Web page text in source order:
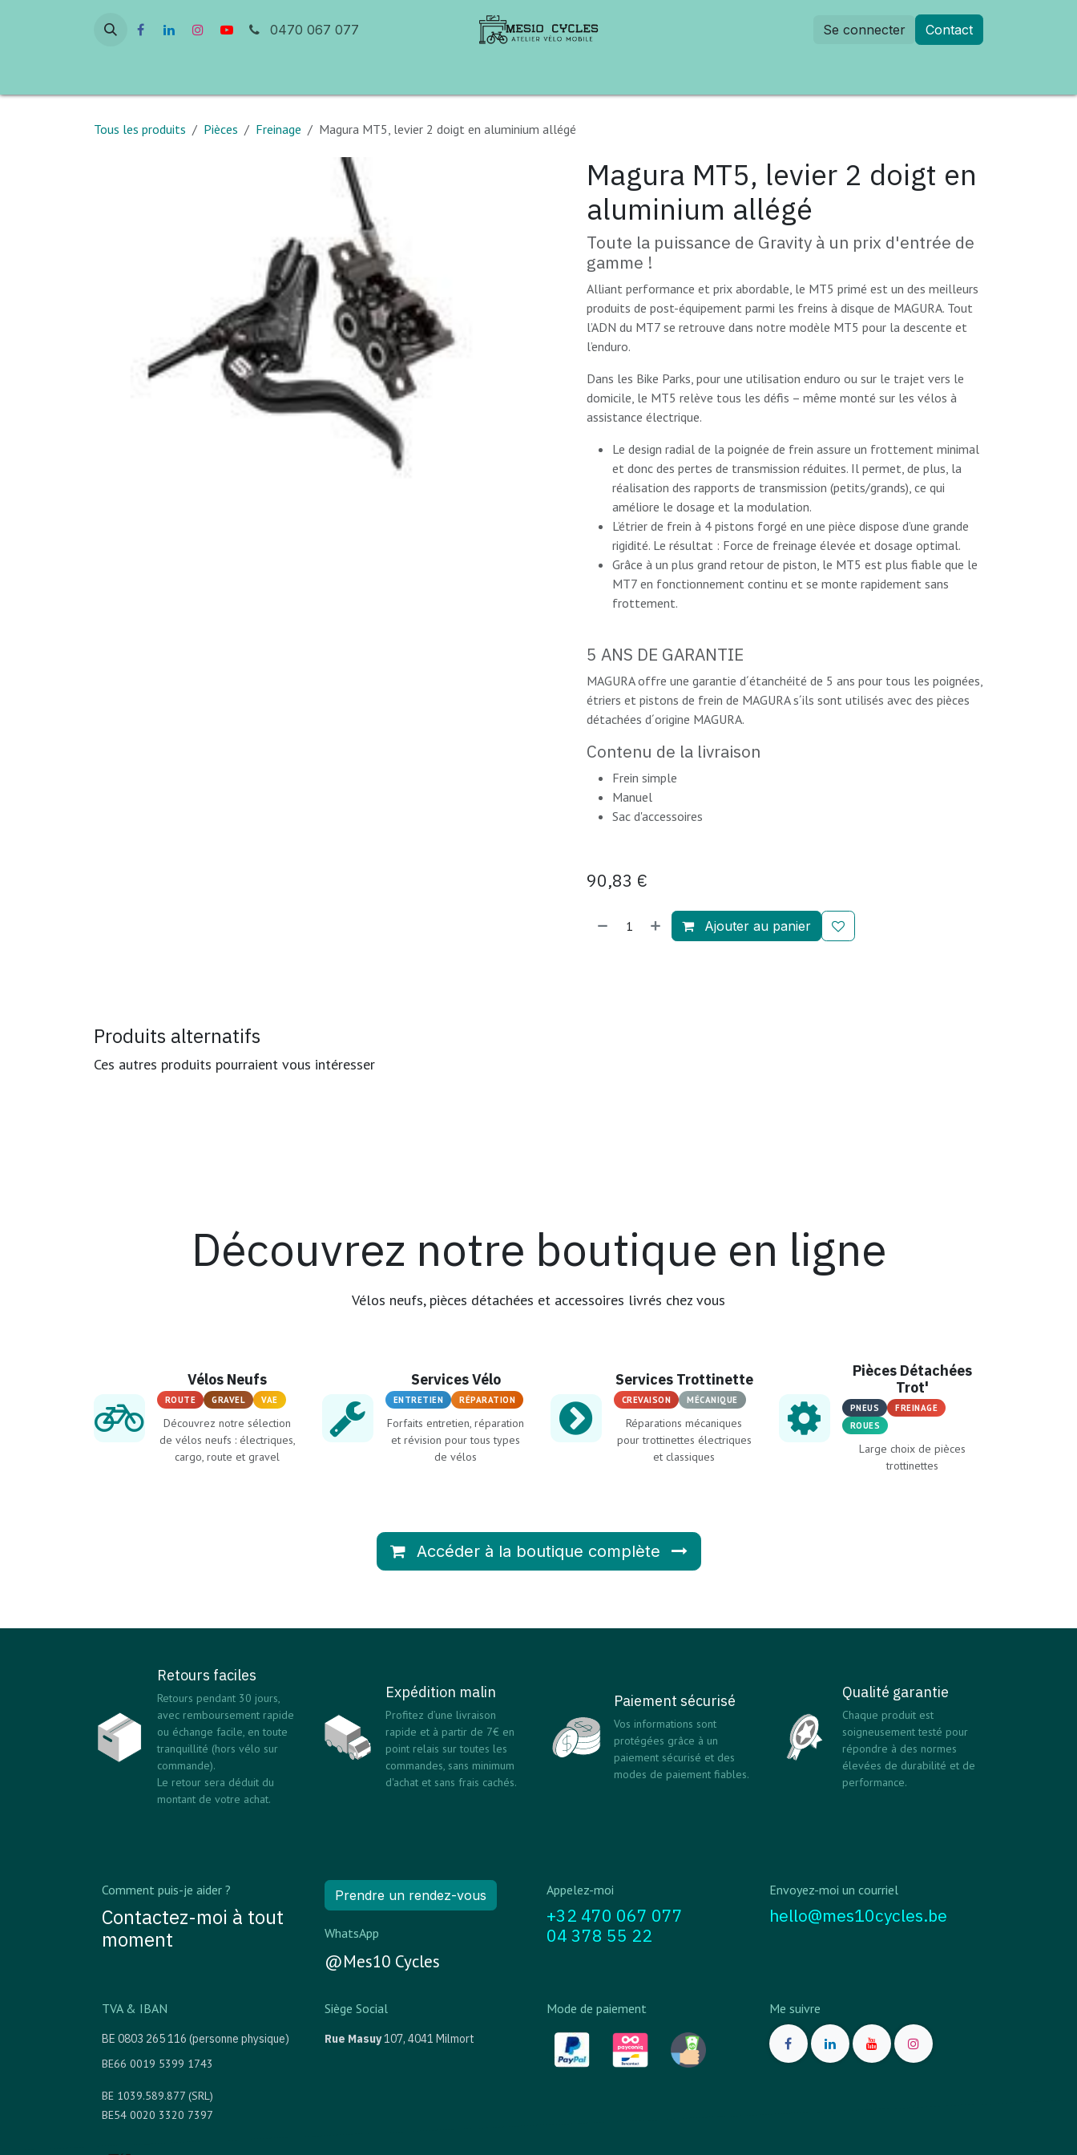
0470 067 077
Se connecter Contact
Tous les produits Pièces Freinage Magura MT5, levier 2 doigt en aluminium allégé
Magura MT5, levier 2 doigt en
aluminium allégé
Toute la puissance de Gravity à un prix d'entrée de
gamme !
Alliant performance et prix abordable, le MT5 primé est un des meilleurs
produits de post-équipement parmi les freins à disque de MAGURA. Tout
l’ADN du MT7 se retrouve dans notre modèle MT5 pour la descente et
l’enduro.
Dans les Bike Parks, pour une utilisation enduro ou sur le trajet vers le
domicile, le MT5 relève tous les défis – même monté sur les vélos à
assistance électrique.
Le design radial de la poignée de frein assure un frottement minimal
et donc des pertes de transmission réduites. Il permet, de plus, la
réalisation des rapports de transmission (petits/grands), ce qui
améliore le dosage et la modulation.
L’étrier de frein à 4 pistons forgé en une pièce dispose d’une grande
rigidité. Le résultat : Force de freinage élevée et dosage optimal.
Grâce à un plus grand retour de piston, le MT5 est plus fiable que le
MT7 en fonctionnement continu et se monte rapidement sans
frottement.
5 ANS DE GARANTIE
MAGURA offre une garantie d´étanchéité de 5 ans pour tous les poignées,
étriers et pistons de frein de MAGURA s´ils sont utilisés avec des pièces
détachées d´origine MAGURA.
Contenu de la livraison
Frein simple
Manuel
Sac d'accessoires
90,83 €
Ajouter au panier
Produits alternatifs
Ces autres produits pourraient vous intéresser
Découvrez notre boutique en ligne
Vélos neufs, pièces détachées et accessoires livrés chez vous
Vélos Neufs
ROUTE GRAVEL VAE
Découvrez notre sélection
de vélos neufs : électriques,
cargo, route et gravel
Services Vélo
ENTRETIEN RÉPARATION
Forfaits entretien, réparation
et révision pour tous types
de vélos
Services Trottinette
CREVAISON MÉCANIQUE
Réparations mécaniques
pour trottinettes électriques
et classiques
Pièces Détachées
Trot'
PNEUS
FREINAGE
ROUES
Large choix de pièces
trottinettes
Accéder à la boutique complète
Retours faciles
Retours pendant 30 jours,
avec remboursement rapide
ou échange facile, en toute
tranquillité (hors vélo sur
commande).
Le retour sera déduit du
montant de votre achat.
Expédition malin
Profitez d’une livraison
rapide et à partir de 7€ en
point relais sur toutes les
commandes, sans minimum
d'achat et sans frais cachés.
Paiement sécurisé
Vos informations sont
protégées grâce à un
paiement sécurisé et des
modes de paiement fiables.
Qualité garantie
Chaque produit est
soigneusement testé pour
répondre à des normes
élevées de durabilité et de
performance.
Envoyez-moi un courriel
hello@mes10cycles.be
Appelez-moi
+32 470 067 077
04 378 55 22
Prendre un rendez-vous
WhatsApp
@Mes10 Cycles
Comment puis-je aider ?
Contactez-moi à tout
moment
Siège Social
Rue Masuy107, 4041 Milmort
TVA & IBAN
BE 0803 265 116 (personne physique)
BE66 0019 5399 1743
BE 1039.589.877 (SRL)
BE54 0020 3320 7397
Me suivre
Mode de paiement